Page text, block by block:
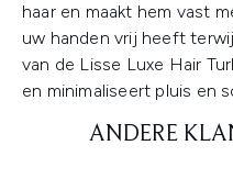
haar en maakt hem vast
uw handen vrij heeft
van de Lisse Luxe Hair
en minimaliseert pluis en
ANDERE